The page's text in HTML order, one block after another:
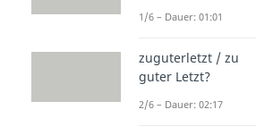
1/6 – Dauer: 01:01
zuguterletzt / zu
guter Letzt?
2/6 – Dauer: 02:17